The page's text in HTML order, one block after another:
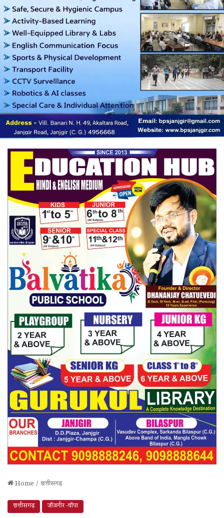
Home / छत्तीसगढ़
छत्तीसगढ़ जाँजगीर -चाँपा